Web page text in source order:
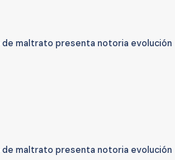
de maltrato presenta notoria evolución
de maltrato presenta notoria evolución